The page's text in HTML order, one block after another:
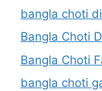
bangla choti
Bangla Choti
Bangla Choti
bangla choti